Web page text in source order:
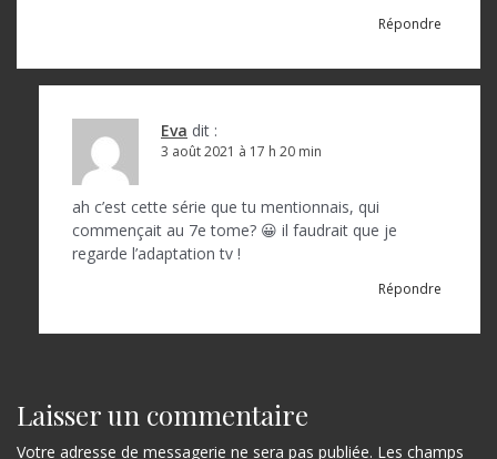
r
Répondre
Eva dit :
3 août 2021 à 17 h 20 min
ah c’est cette série que tu mentionnais, qui
commençait au 7e tome? 😀 il faudrait que je
regarde l’adaptation tv !
Répondre
Laisser un commentaire
Votre adresse de messagerie ne sera pas publiée. Les champs